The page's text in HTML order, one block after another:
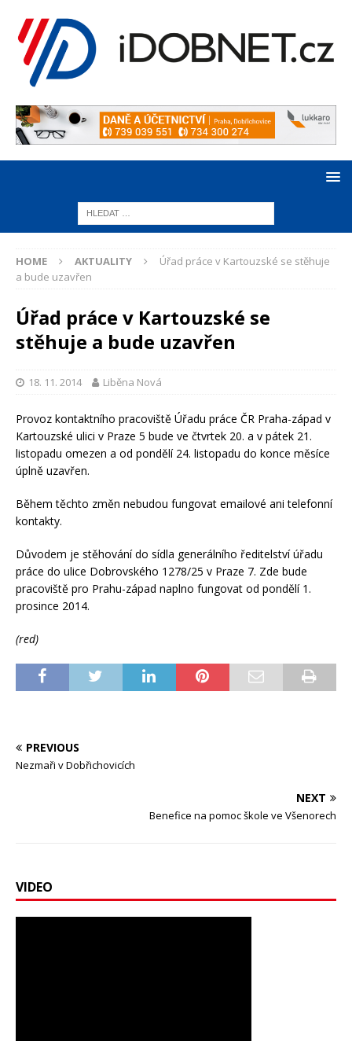
HOME AKTUALITY
Úřad práce v Kartouzské se stěhuje
a bude uzavřen
Úřad práce v Kartouzské se
stěhuje a bude uzavřen
18. 11. 2014 Liběna Nová
Provoz kontaktního pracoviště Úřadu práce ČR Praha-západ v
Kartouzské ulici v Praze 5 bude ve čtvrtek 20. a v pátek 21.
listopadu omezen a od pondělí 24. listopadu do konce měsíce
úplně uzavřen.
Během těchto změn nebudou fungovat emailové ani telefonní
kontakty.
Důvodem je stěhování do sídla generálního ředitelství úřadu
práce do ulice Dobrovského 1278/25 v Praze 7. Zde bude
pracoviště pro Prahu-západ naplno fungovat od pondělí 1.
prosince 2014.
(red)
PREVIOUS
Nezmaři v Dobřichovicích
NEXT
Benefice na pomoc škole ve Všenorech
VIDEO